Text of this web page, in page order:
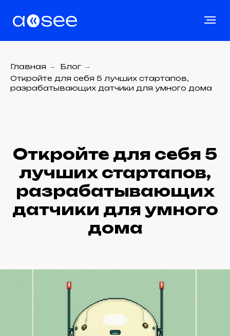
Главная → Блог →
Откройте для себя 5 лучших стартапов,
разрабатывающих датчики для умного дома
Откройте для себя 5
лучших стартапов,
разрабатывающих
датчики для умного
дома